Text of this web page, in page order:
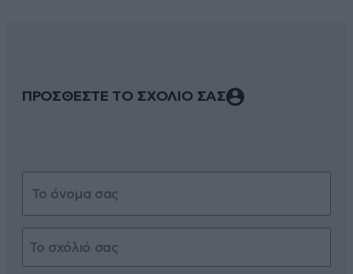
ΠΡΟΣΘΕΣΤΕ ΤΟ ΣΧΟΛΙΟ ΣΑΣ